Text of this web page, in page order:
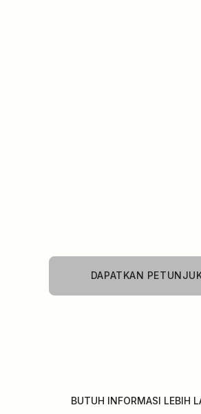
DAPATKAN
BUTUH INFORMASI LEBIH